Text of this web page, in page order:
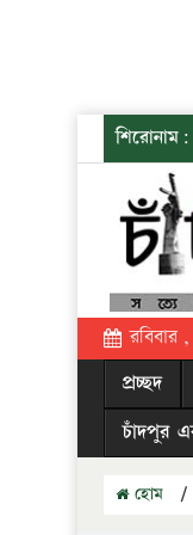
শিরোনাম:
রবিবার
প্রচ্ছদ
চাঁদপুর
হোম /